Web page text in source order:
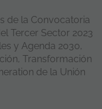
de la Convocatoria
Tercer Sector 2023
y Agenda 2030,
Transformación
de la Unión